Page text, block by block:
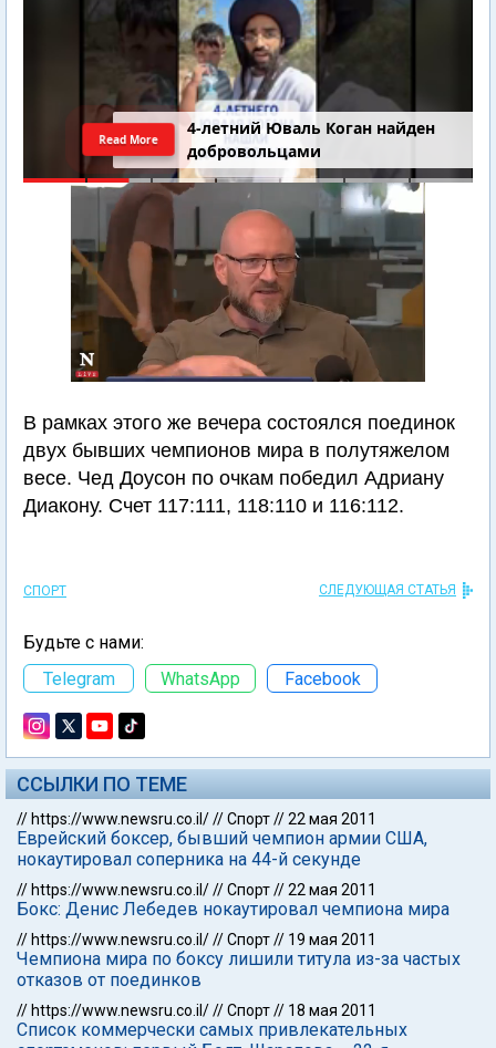
4-летний Юваль Коган найден
добровольцами
Read More
В рамках этого же вечера состоялся поединок
двух бывших чемпионов мира в полутяжелом
весе. Чед Доусон по очкам победил Адриану
Диакону. Счет 117:111, 118:110 и 116:112.
СПОРТ СЛЕДУЮЩАЯ СТАТЬЯ
Будьте с нами:
Telegram
WhatsApp Facebook
ССЫЛКИ ПО ТЕМЕ
// https://www.newsru.co.il///Спорт//22 мая 2011
Еврейский боксер, бывший чемпион армии США,
нокаутировал соперника на 44-й секунде
// https://www.newsru.co.il///Спорт//22 мая 2011
Бокс: Денис Лебедев нокаутировал чемпиона мира
// https://www.newsru.co.il///Спорт// 19 мая 2011
Чемпиона мира по боксу лишили титула из-за частых
отказов от поединков
// https://www.newsru.co.il///Спорт// 18 мая 2011
Список коммерчески самых привлекательных